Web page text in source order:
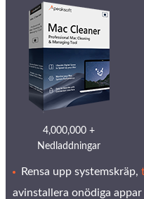
4,000,000 +
Nedladdningar
Rensa upp systemskräp,
avinstallera onödiga